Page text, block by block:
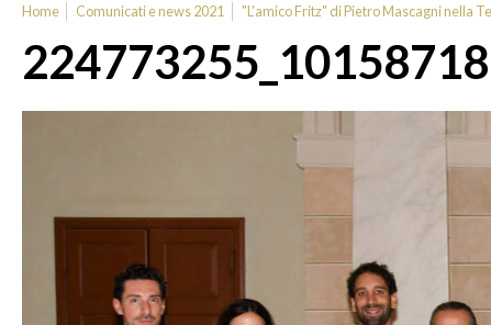
Home Comunicati e news 2021 "L'amico Fritz" di Pietro Mascagni nella